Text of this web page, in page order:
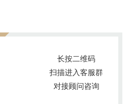
长按二维码
扫描进入客服群
对接顾问咨询